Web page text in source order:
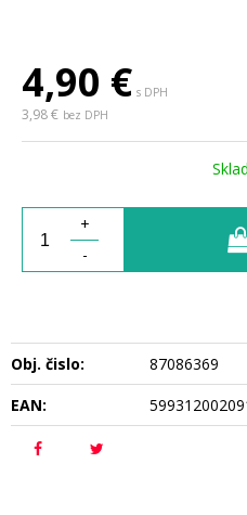
4,90 € s DPH
3,98 € bez DPH
+
-
Obj. čislo:
87086369
EAN: